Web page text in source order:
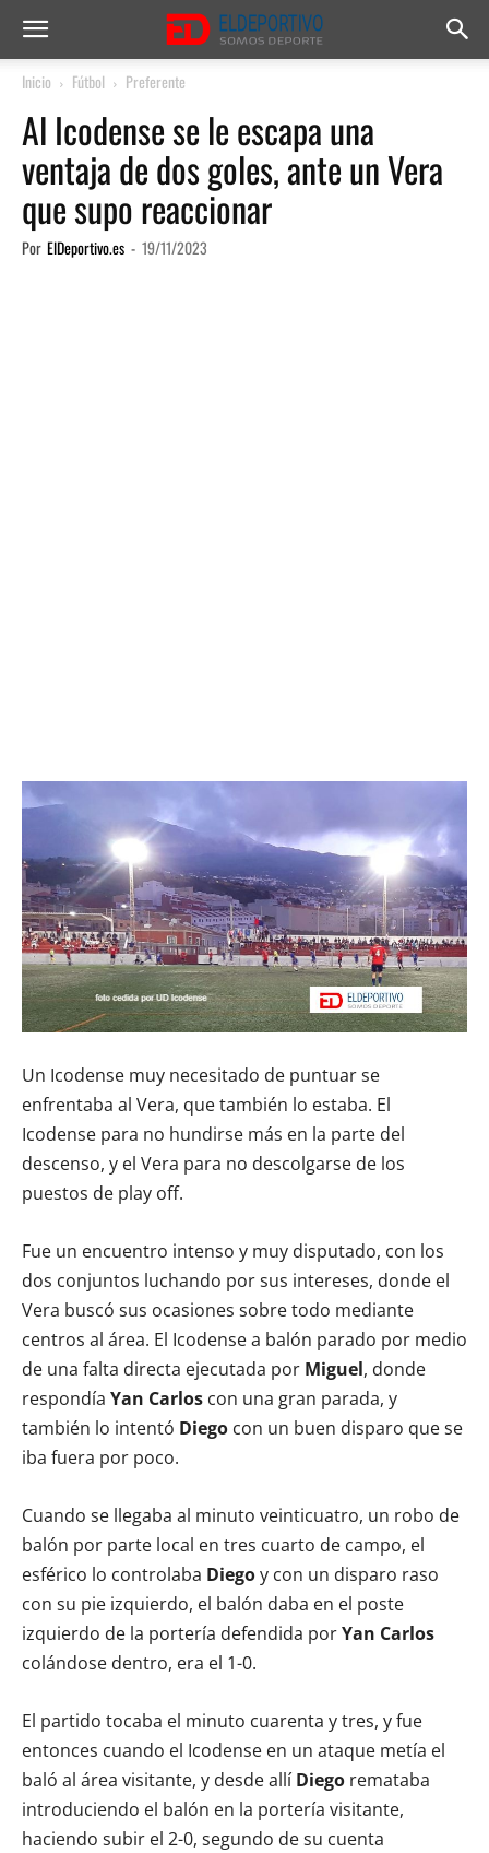
Inicio Fútbol Preferente
Al Icodense se le escapa una
ventaja de dos goles, ante un Vera
que supo reaccionar
Por ElDeportivo.es - 19/11/2023
Un Icodense muy necesitado de puntuar se
enfrentaba al Vera, que también lo estaba. El
Icodense para no hundirse más en la parte del
descenso, y el Vera para no descolgarse de los
puestos de play off.
Fue un encuentro intenso y muy disputado, con los
dos conjuntos luchando por sus intereses, donde el
Vera buscó sus ocasiones sobre todo mediante
centros al área. El Icodense a balón parado por medio
de una falta directa ejecutada por Miguel, donde
respondía Yan Carlos con una gran parada, y
también lo intentó Diego con un buen disparo que se
iba fuera por poco.
Cuando se llegaba al minuto veinticuatro, un robo de
balón por parte local en tres cuarto de campo, el
esférico lo controlaba Diegoy con un disparo raso
con su pie izquierdo, el balón daba en el poste
izquierdo de la portería defendida porYan Carlos
colándose dentro, era el 1-0.
El partido tocaba el minuto cuarenta y tres, y fue
entonces cuando el Icodense en un ataque metía el
baló al área visitante, y desde allíDiego remataba
introduciendo el balón en la portería visitante,
haciendo subir el 2-0, segundo de su cuenta